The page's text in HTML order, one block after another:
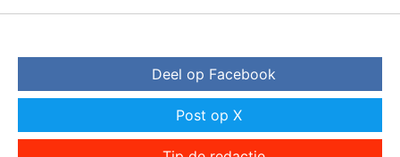
Deel op Facebook
Post op X